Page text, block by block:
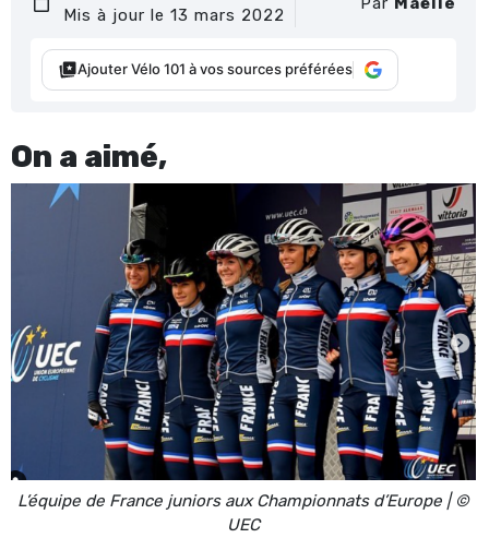
Mis à jour le 13 mars 2022
Ajouter Vélo 101 à vos sources préférées
On a aimé,
L’équipe de France juniors aux Championnats d’Europe | ©
UEC